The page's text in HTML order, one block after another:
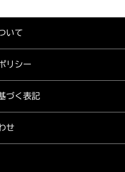
いて
リシー
づく表記
せ